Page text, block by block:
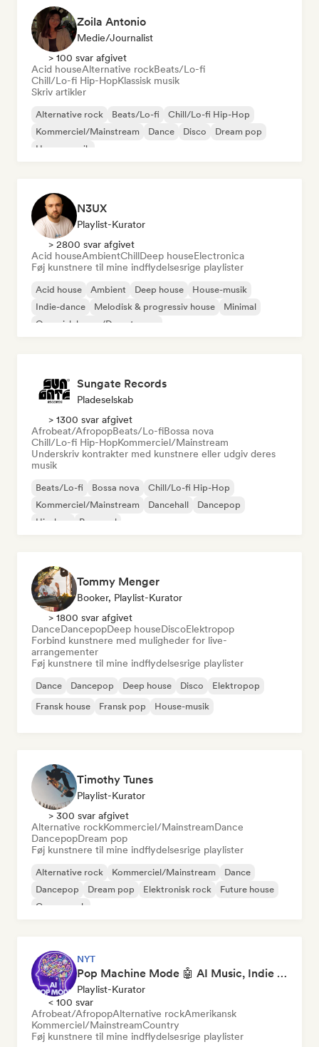
Zoila Antonio
Medie/journalist
> 100 svar afgivet
Acid houseAlternative rockBeats/Lo-fi
Chill/Lo-fi Hip-HopKlassisk musik
Skriv artikler
Alternative rock Beats/Lo-fi
Chill/Lo-fi Hip-Hop
Kommerciel/Mainstream
Dance Disco
Dream pop
House-musik
N3UX
Playlist-Kurator
> 2800 svar afgivet
Acid houseAmbientChillDeep houseElectronica
Føj kunstnere til mine indflydelsesrige playlister
Acid house Ambient Deep house
House-musik
Indie-dance
Melodisk & progressiv house
Minimal
Organisk house/Downtempo
Sungate Records
Pladeselskab
> 1300 svar afgivet
Afrobeat/AfropopBeats/Lo-fiBossa nova
Chill/Lo-fi Hip-HopKommerciel/Mainstream
Underskriv kontrakter med kunstnere eller udgiv deres
musik
Beats/Lo-fi Bossa nova
Chill/Lo-fi Hip-Hop
Kommerciel/Mainstream
Dancehall
Dancepop
Hip-hop
Pop-soul
Tommy Menger
Booker, Playlist-Kurator
> 1800 svar afgivet
DanceDancepopDeep houseDiscoElektropop
Forbind kunstnere med muligheder for live-
arrangementer
Føj kunstnere til mine indflydelsesrige playlister
Dance Dancepop Deep house Disco
Elektropop
Fransk house
Fransk pop House-musik
Timothy Tunes
Playlist-Kurator
> 300 svar afgivet
Alternative rockKommerciel/MainstreamDance
DancepopDream pop
Føj kunstnere til mine indflydelsesrige playlister
Alternative rock Kommerciel/Mainstream
Dance
Dancepop
Dream pop Elektronisk rock
Future house
Garagerock
NYT
Pop Machine Mode 🤖 AI Music, Indie Pop & Dream Pop
Playlist-Kurator
< 100 svar
Afrobeat/AfropopAlternative rockAmerikansk
Kommerciel/MainstreamCountry
Føj kunstnere til mine indflydelsesrige playlister